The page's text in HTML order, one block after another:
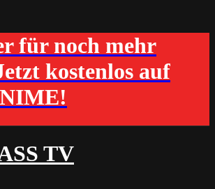
für noch mehr
kostenlos auf
TV